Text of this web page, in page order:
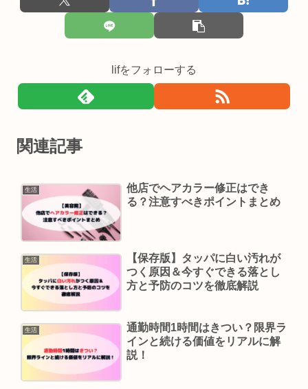
lifをフォローする
関連記事
生活
他店でヘアカラー修正はでき
る？注意すべきポイントまとめ
生活
【保存版】タッパに白い汚れが
つく原因＆今すぐできる落とし
方と予防のコツを徹底解説
生活
通勤時間1時間はきつい？限界ラ
インと続ける価値をリアルに解
説！